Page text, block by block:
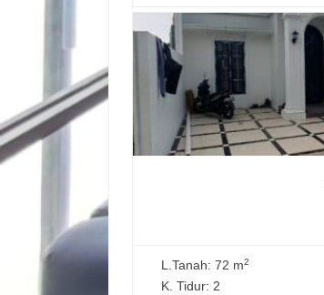
L.Tanah: 72 m2
K. Tidur: 2